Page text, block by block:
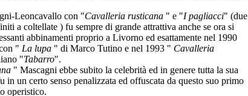
Leoncavallo con "Cavalleria rusticana " e "I pagliacci" (due
a coltellate ) fu sempre di grande attrattiva anche se ora si
abbinamenti proprio a Livorno ed esattamente nel 1990
" La lupa " di Marco Tutino e nel 1993 " Cavalleria
"Tabarro".
" Mascagni ebbe subito la celebrità ed in genere tutta la sua
in un certo senso penalizzata ed offuscata da questo suo primo
operistico.